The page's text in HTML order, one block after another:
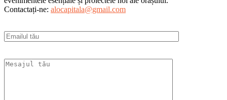
Contactați-ne: alocapitala@gmail.com